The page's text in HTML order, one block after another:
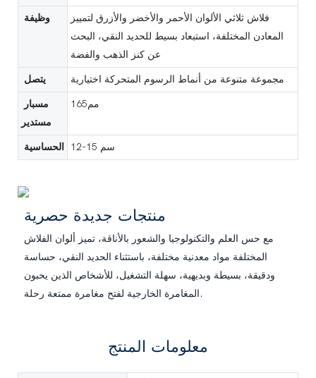
وظيفة
فلاش ثلاثي الألوان الأحمر والأخضر والأزرق لتمييز
المعادن المختلفة، استبعاد بسيط للحديد النقي، البحث
عن كنز الذهب والفضة
يتصل مجموعة متنوعة من أنماط الرسوم المتحركة اختيارية
مستدير
مم165
الحساسية 12-15 سم
منتجات جديدة حصرية
مع حس العلم والتكنولوجيا والشعور بالأناقة، تميز ألوان الفلاش
المختلفة مواد معدنية مختلفة، باستثناء الحديد النقي، حساسة
ودقيقة، بسيطة وبديهية، سهلة التشغيل، للأشخاص الذين يحبون
المغامرة الخارجية لفتح مغامرة ممتعة رحلة.
معلومات المنتج